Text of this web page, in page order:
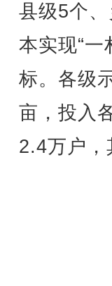
县级5个
本实现“一
标。各级
亩，投入
2.4万户，